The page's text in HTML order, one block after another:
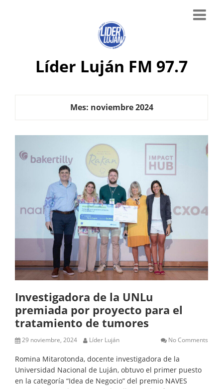
Líder Luján FM 97.7
Mes: noviembre 2024
Investigadora de la UNLu
premiada por proyecto para el
tratamiento de tumores
29 noviembre, 2024 Líder Luján No Comments
Romina Mitarotonda, docente investigadora de la
Universidad Nacional de Luján, obtuvo el primer puesto
en la categoría “Idea de Negocio” del premio NAVES